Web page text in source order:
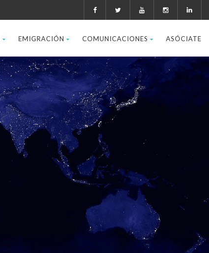
EMIGRACIÓN COMUNICACIONES ASÓCIATE